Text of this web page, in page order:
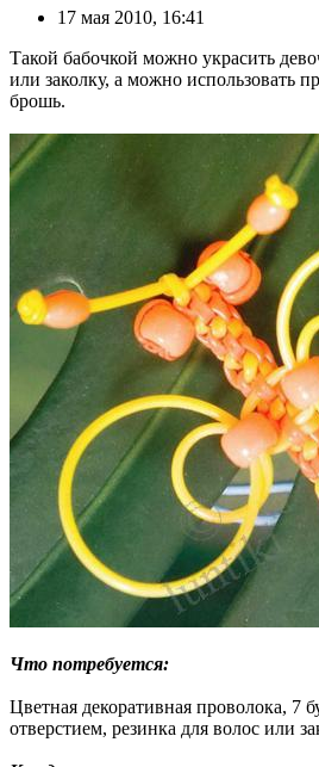
17 мая 2010, 16:41
Такой бабочкой можно украсить
или заколку, а можно использовать
брошь.
Что потребуется:
Цветная декоративная проволока, 7
отверстием, резинка для волос или